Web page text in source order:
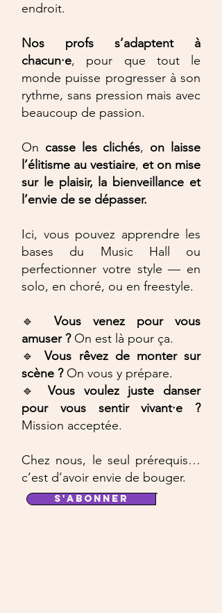
endroit.
Nos profs s’adaptent à
chacun·e, pour que tout le
monde puisse progresser à son
rythme, sans pression mais avec
beaucoup de passion.
On casse les clichés, on laisse
l’élitisme au vestiaire, et on mise
sur le plaisir, la bienveillance et
l’envie de se dépasser.
Ici, vous pouvez apprendre les
bases du Music Hall ou
perfectionner votre style — en
solo, en choré, ou en freestyle.
🔹 Vous venez pour vous
amuser ?On est là pour ça.
🔹Vous rêvez de monter sur
scène ?On vous y prépare.
🔹Vous voulez juste danser
pour vous sentir vivant·e ?
Mission acceptée.
Chez nous, le seul prérequis…
c’est d’avoir envie de bouger.
S'ABONNER